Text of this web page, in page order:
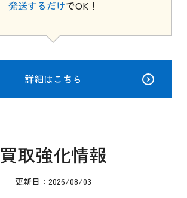
発送するだけでOK！
詳細はこちら
買取強化情報
更新日：2026/08/03